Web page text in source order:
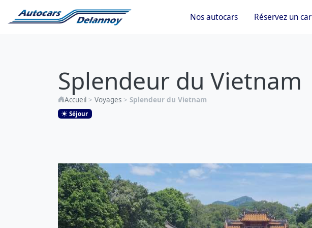
Nos autocars Réservez un car
VietnamSplendeur du Vietnam
Accueil > Voyages > Splendeur du Vietnam
Séjour